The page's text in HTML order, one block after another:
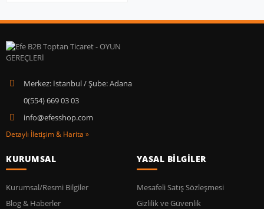
Merkez: İstanbul / Şube: Adana
0(554) 669 03 03
info@efesshop.com
Detaylı İletişim & Harita »
KURUMSAL
Kurumsal/Resmi Bilgiler
Blog & Haberler
YASAL BİLGİLER
Mesafeli Satış Sözleşmesi
Gizlilik ve Güvenlik